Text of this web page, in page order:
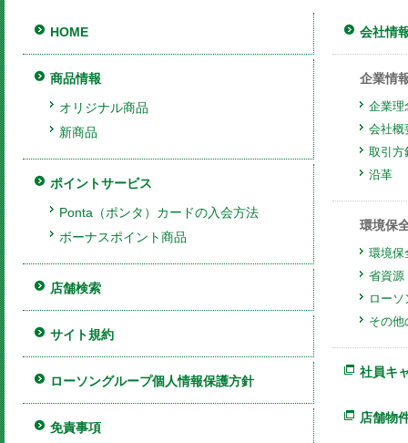
HOME
商品情報
オリジナル商品
新商品
ポイントサービス
Ponta（ポンタ）カードの入会方法
ボーナスポイント商品
店舗検索
サイト規約
ローソングループ個人情報保護方針
免責事項
会社情
企業情
企業理
会社概
取引方
沿革
環境保
環境保
省資源
ローソ
その他
社員キ
店舗物